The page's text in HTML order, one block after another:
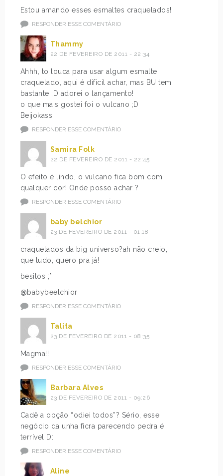
Estou amando esses esmaltes craquelados!
RESPONDER ESSE COMENTÁRIO
Thammy
22 DE FEVEREIRO DE 2011 - 22:34
Ahhh, to louca para usar algum esmalte
craquelado, aqui é dificil achar, mas BU tem
bastante ;D adorei o lançamento!
o que mais gostei foi o vulcano ;D
Beijokass
RESPONDER ESSE COMENTÁRIO
Samira Folk
22 DE FEVEREIRO DE 2011 - 22:45
O efeito é lindo, o vulcano fica bom com
qualquer cor! Onde posso achar ?
RESPONDER ESSE COMENTÁRIO
baby belchior
23 DE FEVEREIRO DE 2011 - 01:18
craquelados da big universo?ah não creio,
que tudo, quero pra já!
besitos ;*
@babybeelchior
RESPONDER ESSE COMENTÁRIO
Talita
23 DE FEVEREIRO DE 2011 - 08:35
Magma!!
RESPONDER ESSE COMENTÁRIO
Barbara Alves
23 DE FEVEREIRO DE 2011 - 09:26
Cadê a opção “odiei todos”? Sério, esse
negócio da unha ficra parecendo pedra é
terrível D:
RESPONDER ESSE COMENTÁRIO
Aline